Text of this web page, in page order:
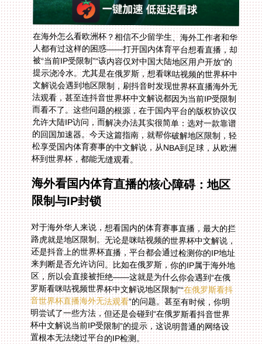
在海外怎么看欧洲杯？相信不少留学生、海外工作者和华
人都有过这样的困惑——打开国内体育平台想看直播，却
被“当前IP受限制”“该内容仅对中国大陆地区用户开放”的
提示浇冷水。尤其是在俄罗斯，想看咪咕视频的世界杯中
文解说会遇到地区限制，刷抖音时发现世界杯直播海外无
法观看，甚至连抖音世界杯中文解说都因为当前IP受限制
而看不了。这些问题的根源，在于国内平台的版权协议仅
允许大陆IP访问，而解决办法其实很简单：选对一款靠谱
的回国加速器。今天这篇指南，就帮你破解地区限制，轻
松享受国内体育赛事的中文解说，从NBA到足球，从欧洲
杯到世界杯，都能无缝观看。
海外看国内体育直播的核心障碍：地区
限制与IP封锁
对于海外华人来说，想看国内的体育赛事直播，最大的拦
路虎就是地区限制。无论是咪咕视频的世界杯中文解说，
还是抖音上的世界杯直播，平台都会通过检测你的IP地址
来判断是否允许访问。比如在俄罗斯，你的IP属于海外地
区，所以会直接被拒绝——这就是为什么你会遇到“在俄
罗斯看咪咕视频世界杯中文解说地区限制”“在俄罗斯看抖
音世界杯直播海外无法观看”的问题。甚至有时候，你明
明尝试了一些方法，但还是会碰到“在俄罗斯看抖音世界
杯中文解说当前IP受限制”的提示，这说明普通的网络设
置根本无法绕过平台的IP检测。